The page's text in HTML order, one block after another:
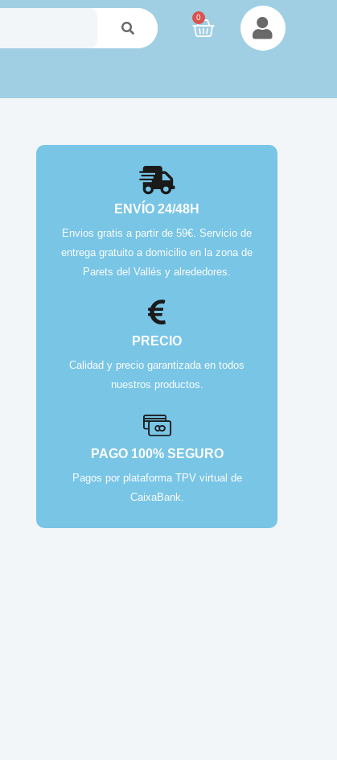
0
ENVÍO 24/48H
Envios gratis a partir de 59€. Servicio de
entrega gratuito a domicilio en la zona de
Parets del Vallés y alrededores.
PRECIO
Calidad y precio garantizada en todos
nuestros productos.
PAGO 100% SEGURO
Pagos por plataforma TPV virtual de
CaixaBank.